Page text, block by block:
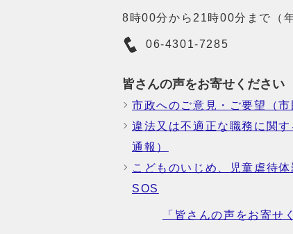
8時00分から21時00分まで（
06-4301-7285
皆さんの声をお寄せください
市政へのご意見・ご要望（市
違法又は不適正な職務に関
通報）
こどものいじめ、児童虐待
SOS
「皆さんの声をお寄せ